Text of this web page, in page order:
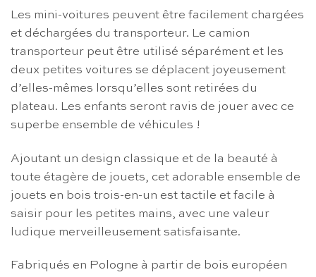
Les mini-voitures peuvent être facilement chargées
et déchargées du transporteur. Le camion
transporteur peut être utilisé séparément et les
deux petites voitures se déplacent joyeusement
d’elles-mêmes lorsqu’elles sont retirées du
plateau. Les enfants seront ravis de jouer avec ce
superbe ensemble de véhicules !
Ajoutant un design classique et de la beauté à
toute étagère de jouets, cet adorable ensemble de
jouets en bois trois-en-un est tactile et facile à
saisir pour les petites mains, avec une valeur
ludique merveilleusement satisfaisante.
Fabriqués en Pologne à partir de bois européen